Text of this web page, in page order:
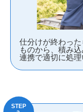
仕分けが終わっ
ものから、積み
連携で適切に処理